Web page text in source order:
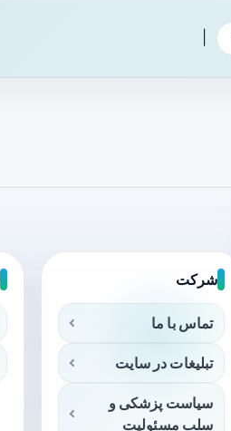
شرکت
تماس با ما
تبلیغات در سایت
سیاست پزشکی و
سلب مسئولیت